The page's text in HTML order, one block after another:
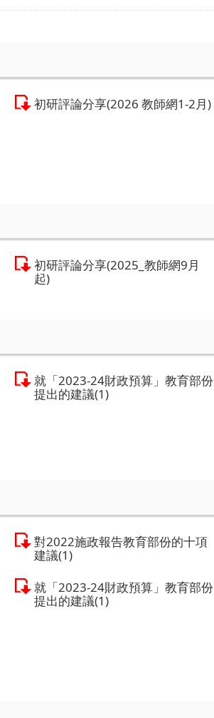
初研評論分享(2026 教師網1-2月)
初研評論分享(2025_教師網9月
起)
就「2023-24財政預算」教育部份
提出的建議(1)
對2022施政報告教育部份的十項
建議(1)
就「2023-24財政預算」教育部份
提出的建議(1)